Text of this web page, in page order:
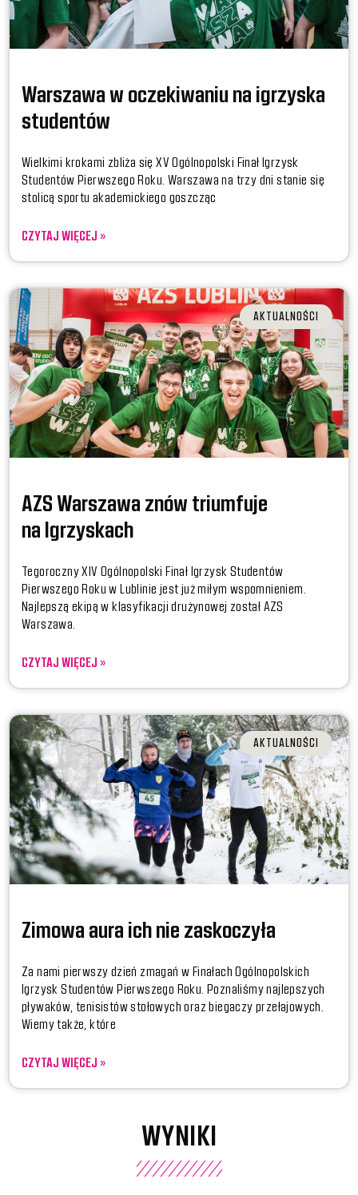
Warszawa w oczekiwaniu na igrzyska
studentów
Wielkimi krokami zbliża się XV Ogólnopolski Finał Igrzysk
Studentów Pierwszego Roku. Warszawa na trzy dni stanie się
stolicą sportu akademickiego goszcząc
CZYTAJ WIĘCEJ »
AKTUALNOŚCI
AZS Warszawa znów triumfuje
na Igrzyskach
Tegoroczny XIV Ogólnopolski Finał Igrzysk Studentów
Pierwszego Roku w Lublinie jest już miłym wspomnieniem.
Najlepszą ekipą w klasyfikacji drużynowej został AZS
Warszawa.
CZYTAJ WIĘCEJ »
AKTUALNOŚCI
Zimowa aura ich nie zaskoczyła
Za nami pierwszy dzień zmagań w Finałach Ogólnopolskich
Igrzysk Studentów Pierwszego Roku. Poznaliśmy najlepszych
pływaków, tenisistów stołowych oraz biegaczy przełajowych.
Wiemy także, które
CZYTAJ WIĘCEJ »
WYNIKI